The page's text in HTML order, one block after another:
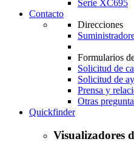
Serie XC695
Contacto
Direcciones
Formularios
Solicitud de
Solicitud de
Prensa y
Otras
Quickfinder
Visualizadores